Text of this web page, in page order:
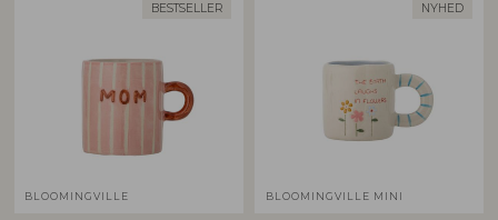
BESTSELLER
BLOOMINGVILLE
NYHED
BLOOMINGVILLE MINI